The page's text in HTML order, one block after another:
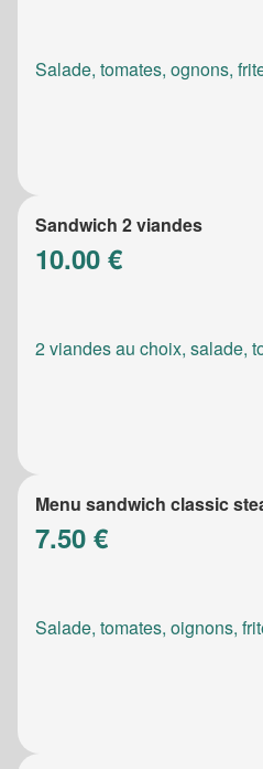
Salade, tomates, ognons,
Sandwich 2 viandes
10.00 €
2 viandes au choix, salade,
Menu sandwich classic
7.50 €
Salade, tomates, oignons,